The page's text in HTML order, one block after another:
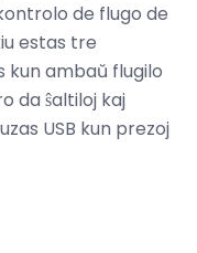
de flugo de
estas tre
kun ambaŭ flugilo
da ŝaltiloj kaj
USB kun prezoj